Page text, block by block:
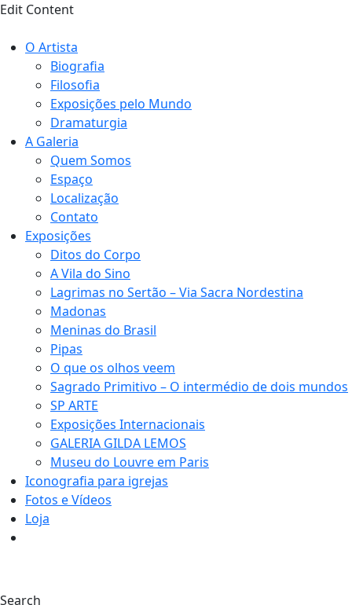
Edit Content
O Artista
Biografia
Filosofia
Exposições pelo Mundo
Dramaturgia
A Galeria
Quem Somos
Espaço
Localização
Contato
Exposições
Ditos do Corpo
A Vila do Sino
Lagrimas no Sertão – Via Sacra Nordestina
Madonas
Meninas do Brasil
Pipas
O que os olhos veem
Sagrado Primitivo – O intermédio de dois mundos
SP ARTE
Exposições Internacionais
GALERIA GILDA LEMOS
Museu do Louvre em Paris
Iconografia para igrejas
Fotos e Vídeos
Loja
Search